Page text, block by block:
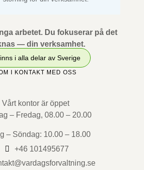
arbetet. Du fokuserar på det
— din verksamhet.
i alla delar av Sverige
I KONTAKT MED OSS
Vårt kontor är öppet
– Fredag, 08.00 – 20.00
– Söndag: 10.00 – 18.00
+46 101495677